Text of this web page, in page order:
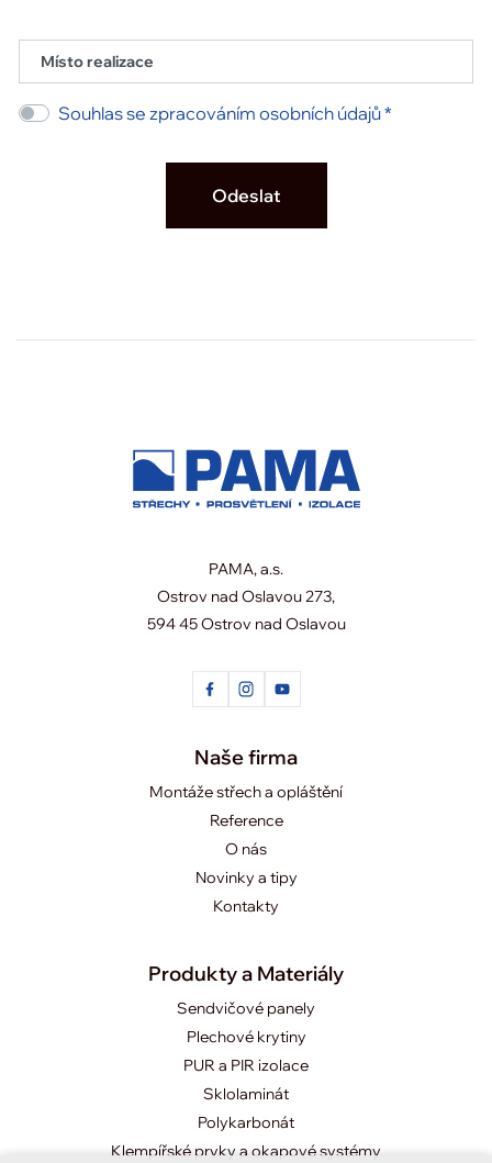
Místo realizace
Souhlas se zpracováním osobních údajů *
PAMA, a.s.
Ostrov nad Oslavou 273,
594 45 Ostrov nad Oslavou
Naše firma
Montáže střech a opláštění
Reference
O nás
Novinky a tipy
Kontakty
Produkty a Materiály
Sendvičové panely
Plechové krytiny
PUR a PIR izolace
Sklolaminát
Polykarbonát
Klempířské prvky a okapové systémy